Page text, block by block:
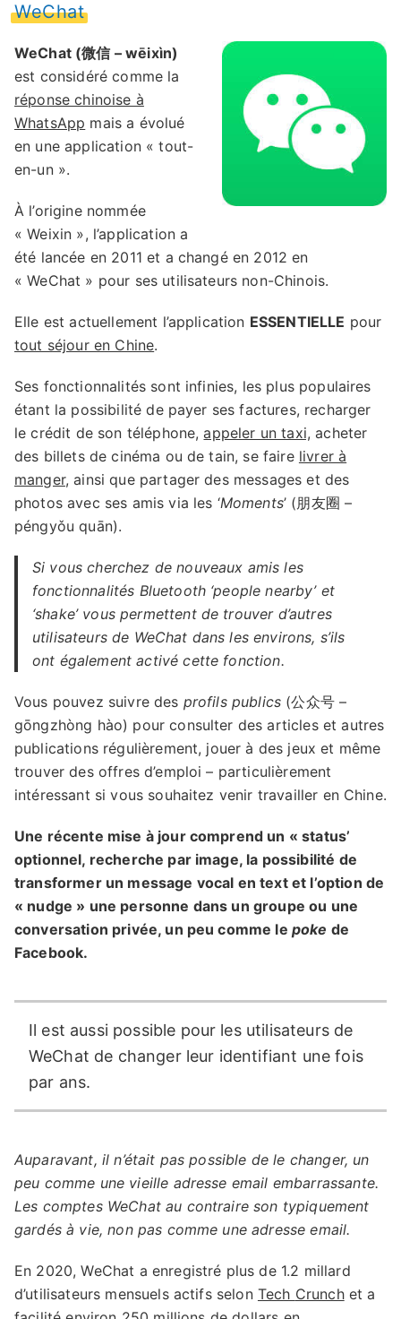
WeChat
WeChat (微信 – wēixìn)
est considéré comme la
réponse chinoise à
WhatsApp mais a évolué
en une application « tout-
en-un ».
À l’origine nommée
« Weixin », l’application a
été lancée en 2011 et a changé en 2012 en
« WeChat » pour ses utilisateurs non-Chinois.
Elle est actuellement l’application ESSENTIELLE pour
tout séjour en Chine.
Ses fonctionnalités sont infinies, les plus populaires
étant la possibilité de payer ses factures, recharger
le crédit de son téléphone,appeler un taxi, acheter
des billets de cinéma ou de tain, se faire livrer à
manger, ainsi que partager des messages et des
photos avec ses amis via les ‘Moments’ (朋友圈 –
péngyǒu quān).
Si vous cherchez de nouveaux amis les
fonctionnalités Bluetooth ‘people nearby’ et
‘shake’ vous permettent de trouver d’autres
utilisateurs de WeChat dans les environs, s’ils
ont également activé cette fonction.
Vous pouvez suivre des profils publics (公众号 –
gōngzhòng hào) pour consulter des articles et autres
publications régulièrement, jouer à des jeux et même
trouver des offres d’emploi – particulièrement
intéressant si vous souhaitez venir travailler en Chine.
Une récente mise à jour comprend un « status’
optionnel, recherche par image, la possibilité de
transformer un message vocal en text et l’option de
« nudge » une personne dans un groupe ou une
conversation privée, un peu comme le poke de
Facebook.
Il est aussi possible pour les utilisateurs de
WeChat de changer leur identifiant une fois
par ans.
Auparavant, il n’était pas possible de le changer, un
peu comme une vieille adresse email embarrassante.
Les comptes WeChat au contraire son typiquement
gardés à vie, non pas comme une adresse email.
En 2020, WeChat a enregistré plus de 1.2 millard
d’utilisateurs mensuels actifs selon Tech Crunchet a